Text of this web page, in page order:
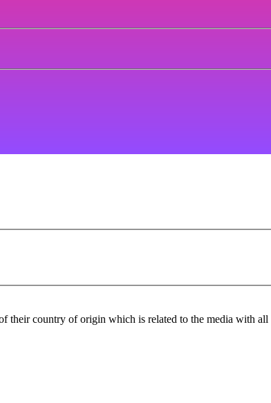
their country of origin which is related to the media with